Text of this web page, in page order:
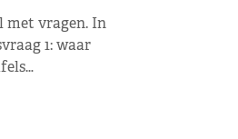
met vragen. In
1: waar